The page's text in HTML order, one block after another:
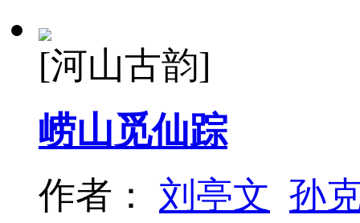
[河山古韵]
崂山觅仙踪
作者： 刘亭文 孙